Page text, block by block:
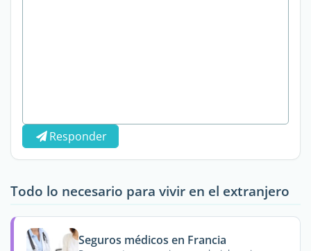
Responder
Todo lo necesario para vivir en el extranjero
Seguros médicos en Francia